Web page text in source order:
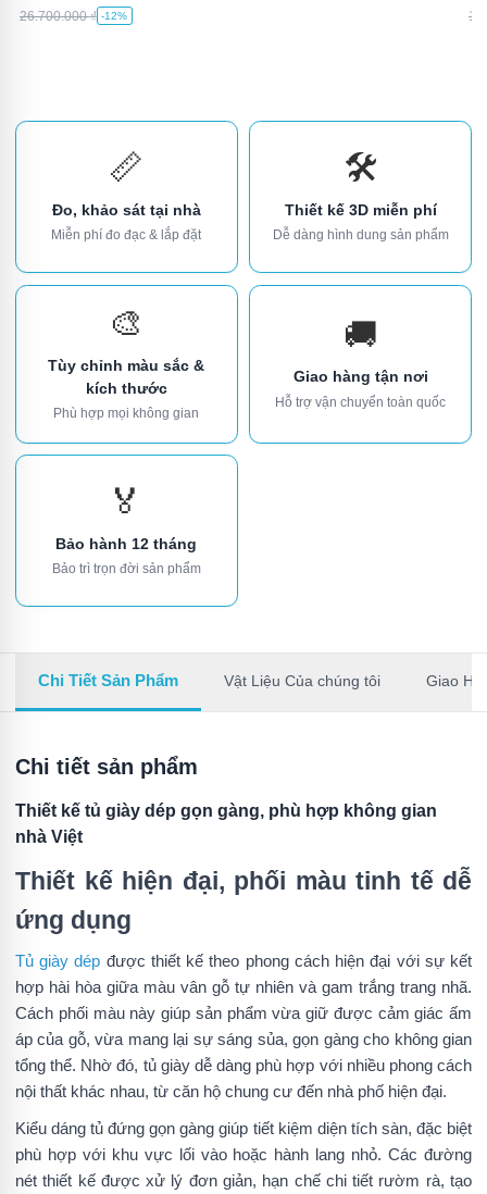
26.700.000₫ -12%
📏
Đo, khảo sát tại nhà
Miễn phí đo đạc & lắp đặt
🛠️
Thiết kế 3D miễn phí
Dễ dàng hình dung sản phẩm
🎨
Tùy chỉnh màu sắc &
kích thước
Phù hợp mọi không gian
🚚
Giao hàng tận nơi
Hỗ trợ vận chuyển toàn quốc
🏅
Bảo hành 12 tháng
Bảo trì trọn đời sản phẩm
Chi Tiết Sản Phẩm Vật Liệu Của chúng tôi Giao
Chi tiết sản phẩm
Thiết kế tủ giày dép gọn gàng, phù hợp không gian
nhà Việt
Thiết kế hiện đại, phối màu tinh tế dễ
ứng dụng
Tủ giày dép được thiết kế theo phong cách hiện đại với sự kết
hợp hài hòa giữa màu vân gỗ tự nhiên và gam trắng trang nhã.
Cách phối màu này giúp sản phẩm vừa giữ được cảm giác ấm
áp của gỗ, vừa mang lại sự sáng sủa, gọn gàng cho không gian
tổng thể. Nhờ đó, tủ giày dễ dàng phù hợp với nhiều phong cách
nội thất khác nhau, từ căn hộ chung cư đến nhà phố hiện đại.
Kiểu dáng tủ đứng gọn gàng giúp tiết kiệm diện tích sàn, đặc biệt
phù hợp với khu vực lối vào hoặc hành lang nhỏ. Các đường
nét thiết kế được xử lý đơn giản, hạn chế chi tiết rườm rà, tạo